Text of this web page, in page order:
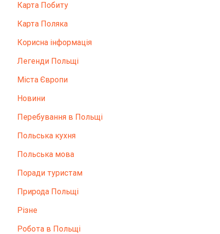
Карта Побиту
Карта Поляка
Корисна інформація
Легенди Польщі
Міста Європи
Новини
Перебування в Польщі
Польська кухня
Польська мова
Поради туристам
Природа Польщі
Різне
Робота в Польщі